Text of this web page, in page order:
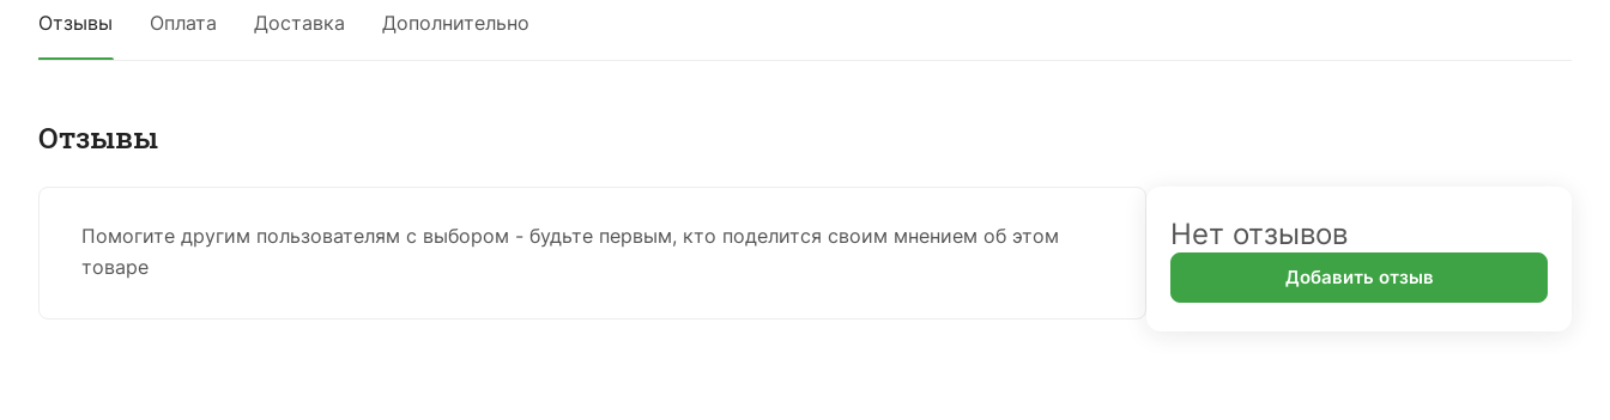
Отзывы Оплата Доставка Дополнительно
Отзывы
Помогите другим пользователям с выбором - будьте первым, кто поделится своим мнением об этом
товаре
Нет отзывов
Добавить отзыв